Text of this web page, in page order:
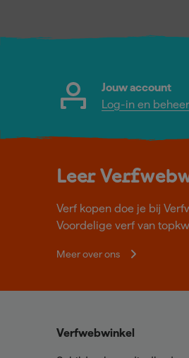
Jouw account
Log-in en
Leer
Verf kopen doe je bij
Voordelige verf van
Meer over ons
Verfwebwinkel